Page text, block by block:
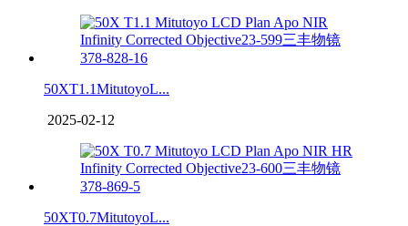
50XT1.1MitutoyoL...
2025-02-12
50XT0.7MitutoyoL...